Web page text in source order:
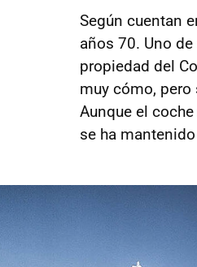
Según cuentan
años 70. Uno
propiedad del
muy cómo, pero
Aunque el
se ha